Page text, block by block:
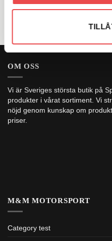
OM OSS
Vi är Sveriges största butik på
produkter i vårat sortiment. Vi
nöjd genom kunskap om
priser.
M&M MOTORSPORT
Category test